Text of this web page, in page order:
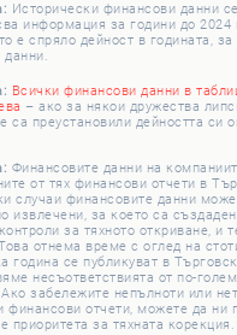
Исторически финансови данни
информация за години до 2024
е спряло дейност в годината,
данни.
Всички финансови данни в
– ако за някои дружества
са преустановили дейността си
Финансовите данни на
от тях финансови отчети в
случаи финансовите данни
извлечени, за което са
за тяхното откриване, и
отнема време с оглед на
година се публикуват в
несъответствията от по-
забележите непълноти или
финансови отчети, можете да ни
приоритета за тяхната корекция.